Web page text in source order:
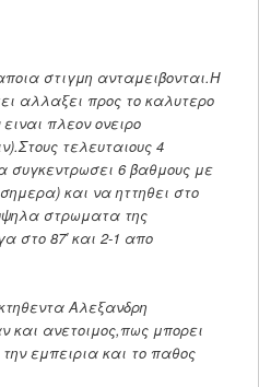
στιγμη ανταμειβονται.Η
αλλαξει προς το καλυτερο
πλεον ονειρο
τελευταιους 4
συγκεντρωσει 6 βαθμους με
και να ηττηθει στο
στρωματα της
στο 87′ και 2-1 απο
Αλεξανδρη
και ανετοιμος,πως μπορει
εμπειρια και το παθος